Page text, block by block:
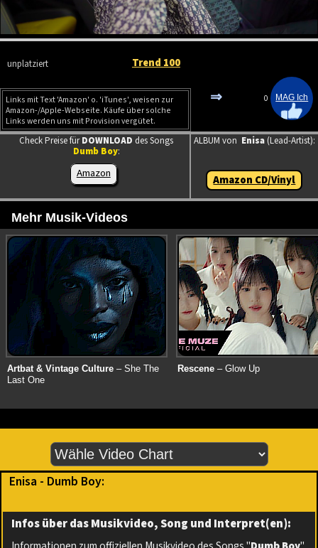
unplatziert Trend 100
Links mit Text 'Amazon' o. 'iTunes', weisen zur
Amazon-/Apple-Webseite. Käufe über solche
Links werden uns mit Provision vergütet.
⇒ 0
Check Preise fürDOWNLOAD des Songs
Dumb Boy:
Amazon
ALBUM von Enisa(Lead-Artist):
Amazon CD/Vinyl
Mehr Musik-Videos
Artbat & Vintage Culture – She The
Last One
Rescene – Glow Up
Enisa - Dumb Boy:
Infos über das Musikvideo, Song und Interpret(en):